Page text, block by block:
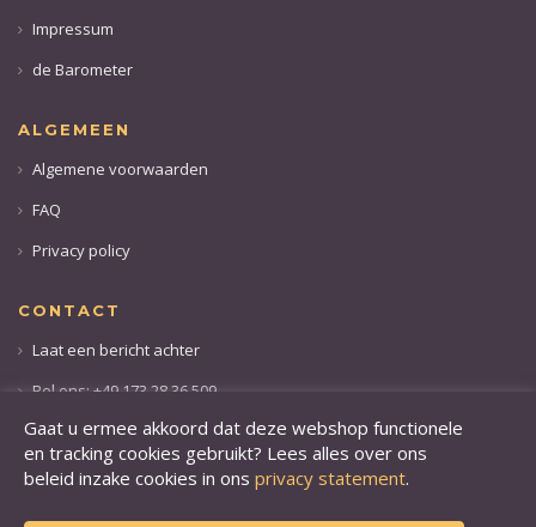
Impressum
de Barometer
ALGEMEEN
Algemene voorwaarden
FAQ
Privacy policy
CONTACT
Laat een bericht achter
Bel ons: +49 173 28 36 509
Gaat u ermee akkoord dat deze webshop functionele
en tracking cookies gebruikt? Lees alles over ons
beleid inzake cookies in ons privacy statement.